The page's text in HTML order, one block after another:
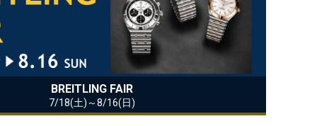
BREITLING FAIR
7/18(土)～8/16(日)